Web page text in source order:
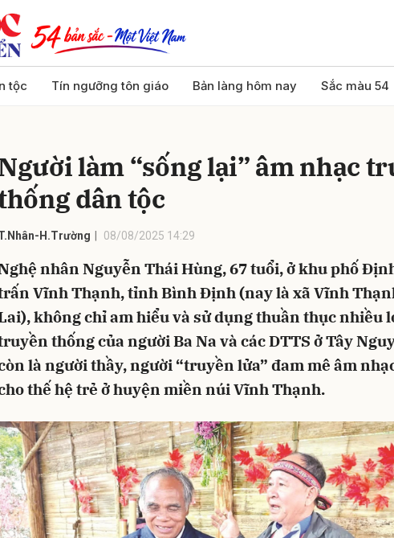
tộc Tín ngưỡng tôn giáo Bản làng hôm nay Sắc màu 54
làm “sống lại” âm nhạc
dân tộc
H.Trường 08/08/2025 14:29
nhân Nguyễn Thái Hùng, 67 tuổi, ở khu phố
Vĩnh Thạnh, tỉnh Bình Định (nay là xã Vĩnh
không chỉ am hiểu và sử dụng thuần thục nhiều
thống của người Ba Na và các DTTS ở Tây
là người thầy, người “truyền lửa” đam mê âm
thế hệ trẻ ở huyện miền núi Vĩnh Thạnh.
Gửi bình luận